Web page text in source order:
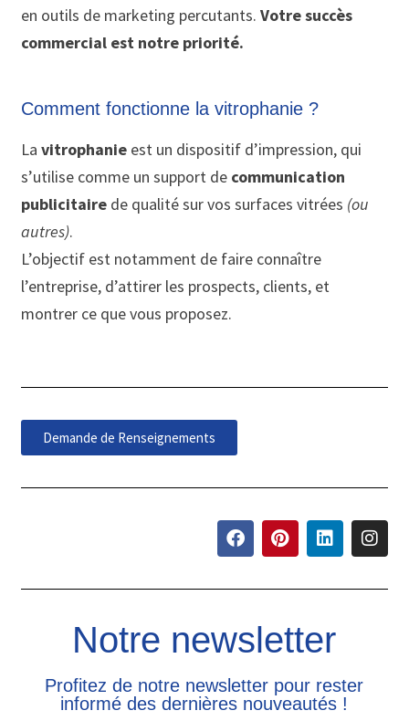
en outils de marketing percutants.Votre succès
commercial est notre priorité.
Comment fonctionne la vitrophanie ?
Lavitrophanie est un dispositif d’impression, qui
s’utilise comme un support de communication
publicitaire de qualité sur vos surfaces vitrées (ou
autres).
L’objectif est notamment de faire connaître
l’entreprise, d’attirer les prospects, clients, et
montrer ce que vous proposez.
Demande de Renseignements
Notre newsletter
Profitez de notre newsletter pour rester
informé des dernières nouveautés !